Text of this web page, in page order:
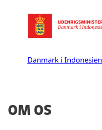
Gå til forsiden
Danmark i Indonesien
Om os